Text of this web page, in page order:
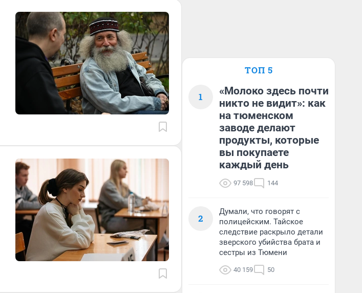
ТОП 5
1
«Молоко здесь почти
никто не видит»: как
на тюменском
заводе делают
продукты, которые
вы покупаете
каждый день
97 598 144
2
Думали, что говорят с
полицейским. Тайское
следствие раскрыло детали
зверского убийства брата и
сестры из Тюмени
40 159 50